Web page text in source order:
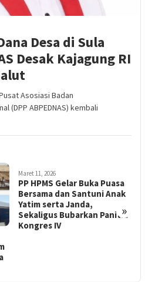
Desa di Sula
Desak Kajagung RI
Asosiasi Badan
(DPP ABPEDNAS) kembali
»
Maret 11, 2026
PP HPMS Gelar Buka Puasa
Bersama dan Santuni Anak
Yatim serta Janda,
Sekaligus Bubarkan Panitia
Kongres IV